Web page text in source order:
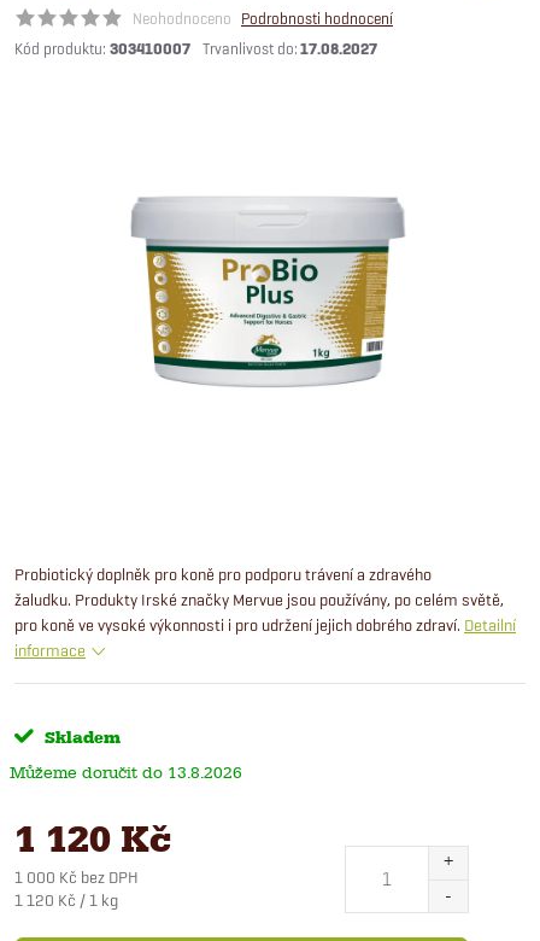
Neohodnoceno
Podrobnosti hodnocení
Kód produktu: 303410007 17.08.2027
Probiotický doplněk pro koně pro podporu trávení a zdravého
žaludku. Produkty Irské značky Mervue jsou používány, po celém světě,
pro koně ve vysoké výkonnosti i pro udržení jejich dobrého zdraví. Detailní
informace
Skladem
13.8.2026
1 120 Kč
1 000 Kč bez DPH
Měrná
1 120 Kč / 1 kg